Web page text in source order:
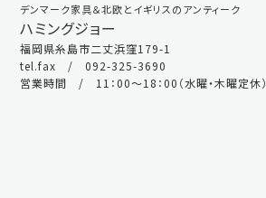
デンマーク家具＆北欧とイギリスのアンティーク
ハミングジョー
福岡県糸島市二丈浜窪179-1
tel.fax / 092-325-3690
営業時間 / 11：00～18：00（水曜・木曜定休）